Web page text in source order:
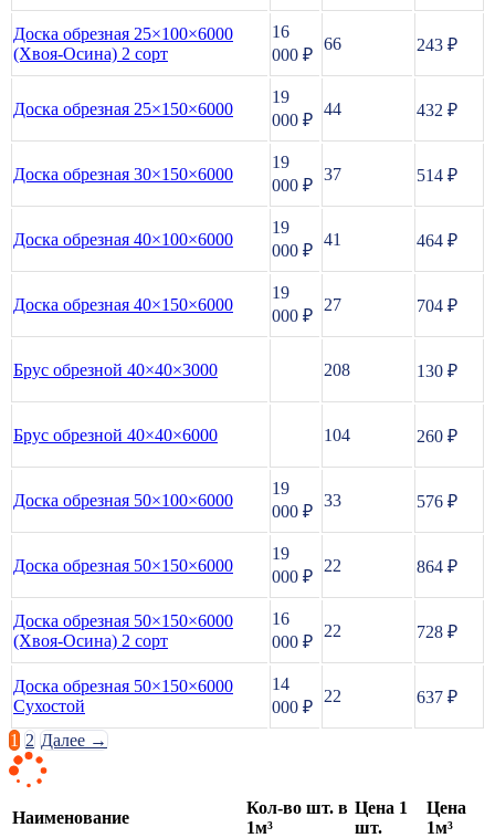
Доска обрезная 25×100×6000
(Хвоя-Осина) 2 сорт
16
000 ₽
66 243 ₽
Доска обрезная 25×150×6000
19
000 ₽
44 432 ₽
Доска обрезная 30×150×6000
19
000 ₽
37 514 ₽
Доска обрезная 40×100×6000
19
000 ₽
41 464 ₽
Доска обрезная 40×150×6000
19
000 ₽
27 704 ₽
Брус обрезной 40×40×3000 208 130 ₽
Брус обрезной 40×40×6000 104 260 ₽
Доска обрезная 50×100×6000
19
000 ₽
33 576 ₽
Доска обрезная 50×150×6000
19
000 ₽
22 864 ₽
Доска обрезная 50×150×6000
(Хвоя-Осина) 2 сорт
16
000 ₽
22 728 ₽
Доска обрезная 50×150×6000
Сухостой
14
000 ₽
22 637 ₽
1 2 Далее →
Наименование
Кол-во шт. в
1м³
Цена 1
шт.
Цена
1м³